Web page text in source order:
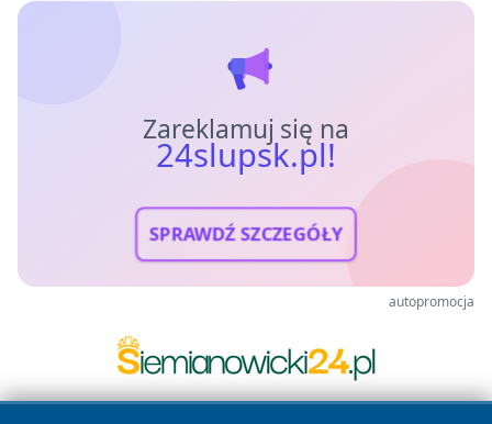
Zareklamuj się na
24slupsk.pl!
SPRAWDŹ SZCZEGÓŁY
autopromocja